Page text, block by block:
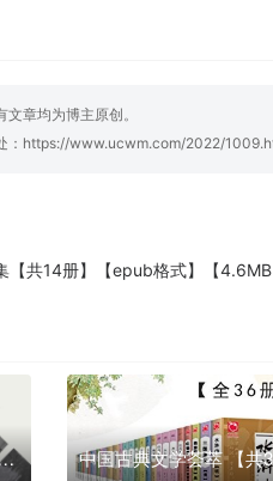
章均为博主原创。
： https://www.ucwm.com/2022/
册】【epub格式】【4.6MB】【编号：838282
格式】【9.0MB】【编号：907793】